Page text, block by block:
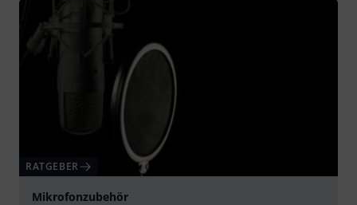
RATGEBER
Mikrofonzubehör